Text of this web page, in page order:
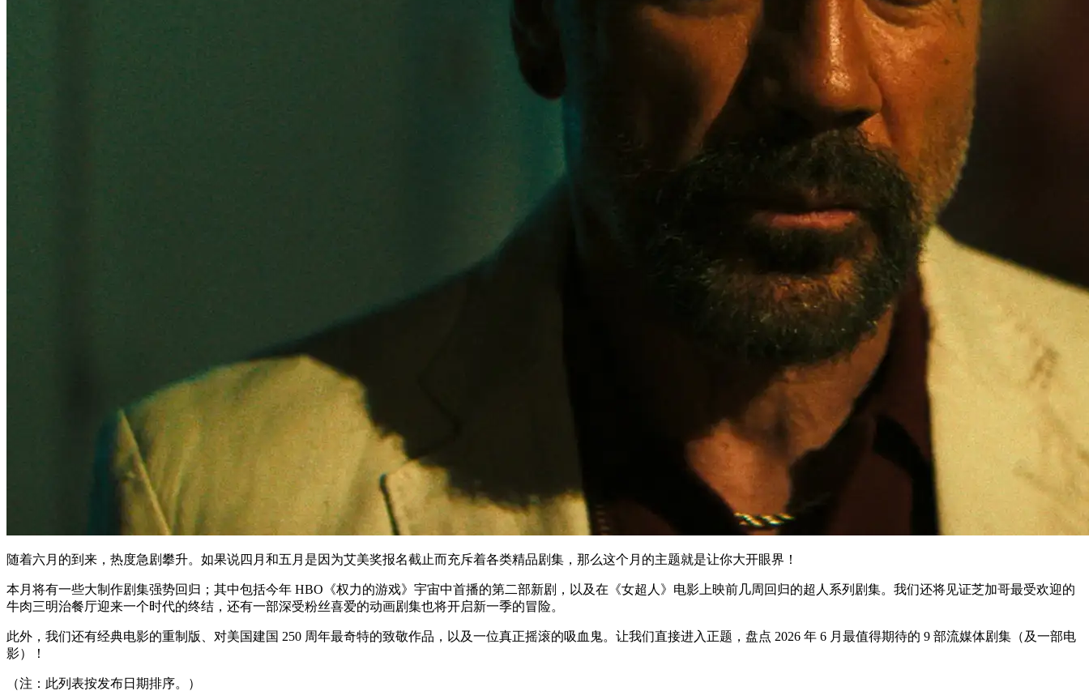
随着六月的到来，热度急剧攀升。如果说四月和五月是因为艾美奖报名截止而充斥着各类精品剧集，那么这个月的主题就是让你大开眼界！
本月将有一些大制作剧集强势回归；其中包括今年 HBO《权力的游戏》宇宙中首播的第二部新剧，以及在《女超人》电影上映前几周回归的超人系列剧集。我们还将见证芝加哥最受欢迎的
牛肉三明治餐厅迎来一个时代的终结，还有一部深受粉丝喜爱的动画剧集也将开启新一季的冒险。
此外，我们还有经典电影的重制版、对美国建国 250 周年最奇特的致敬作品，以及一位真正摇滚的吸血鬼。让我们直接进入正题，盘点 2026 年 6 月最值得期待的 9 部流媒体剧集（及一部电
影）！
（注：此列表按发布日期排序。）